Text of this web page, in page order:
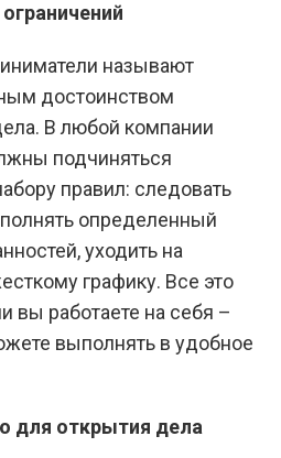
называют
достоинством
В любой компании
подчиняться
правил: следовать
определенный
уходить на
графику. Все это
вы работаете на себя –
выполнять в удобное
для открытия дела